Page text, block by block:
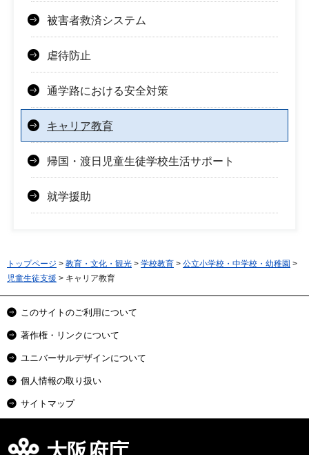
被害者救済システム
虐待防止
通学路における安全対策
キャリア教育
帰国・渡日児童生徒学校生活サポート
就学援助
トップページ > 教育・文化・観光 > 学校教育 > 公立小学校・中学校・幼稚園 >
児童生徒支援 > キャリア教育
このサイトのご利用について
著作権・リンクについて
ユニバーサルデザインについて
個人情報の取り扱い
サイトマップ